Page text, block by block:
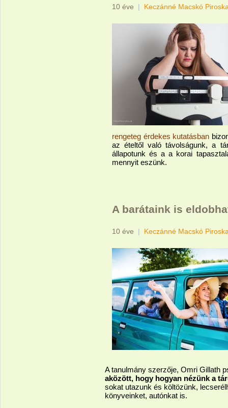
10 éve | Keczánné Macskó
rengeteg érdekes kutatásban
az ételtől való távolságunk, a
állapotunk és a a korai
mennyit eszünk.
A barátaink is
10 éve | Keczánné Macskó
A tanulmány szerzője, Omri Gillath
aközött, hogy hogyan nézünk a
sokat utazunk és költözünk,
könyveinket, autónkat is.